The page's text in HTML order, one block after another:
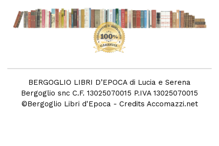
BERGOGLIO LIBRI D’EPOCA di Lucia e Serena
Bergoglio snc C.F. 13025070015 P.IVA 13025070015
©Bergoglio Libri d'Epoca - Credits Accomazzi.net